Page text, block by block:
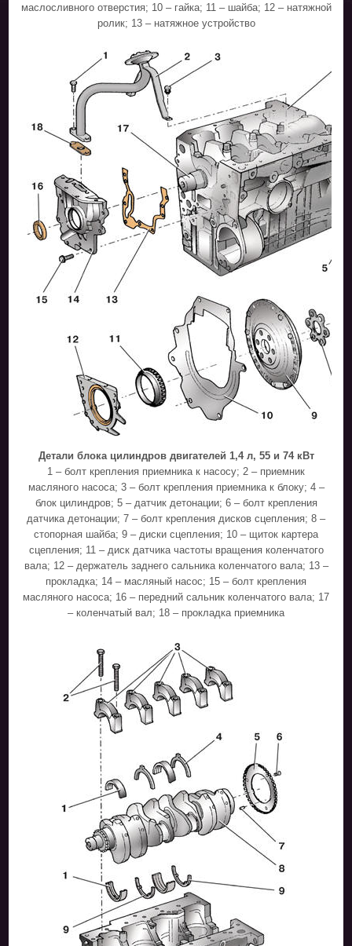
маслосливного отверстия; 10 – гайка; 11 – шайба; 12 – натяжной
ролик; 13 – натяжное устройство
Детали блока цилиндров двигателей 1,4 л, 55 и 74 кВт
1 – болт крепления приемника к насосу; 2 – приемник
масляного насоса; 3 – болт крепления приемника к блоку; 4 –
блок цилиндров; 5 – датчик детонации; 6 – болт крепления
датчика детонации; 7 – болт крепления дисков сцепления; 8 –
стопорная шайба; 9 – диски сцепления; 10 – щиток картера
сцепления; 11 – диск датчика частоты вращения коленчатого
вала; 12 – держатель заднего сальника коленчатого вала; 13 –
прокладка; 14 – масляный насос; 15 – болт крепления
масляного насоса; 16 – передний сальник коленчатого вала; 17
– коленчатый вал; 18 – прокладка приемника